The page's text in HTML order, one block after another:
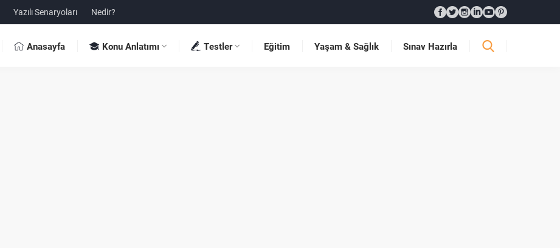
Yazılı Senaryoları Nedir?
Anasayfa Konu Anlatımı Testler Eğitim Yaşam & Sağlık Sınav Hazırla